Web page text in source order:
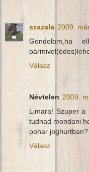
szazala 2009.
Gondolom,ha
Válasz
Névtelen 2009.
Limara! Szuper a
tudnad mondani
pohar
Válasz